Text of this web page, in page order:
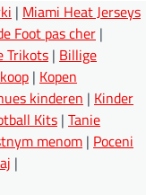
| Miami Heat Jerseys
Foot pas cher |
Trikots | Billige
| Kopen
kinderen | Kinder
Kits | Tanie
menom | Poceni
|